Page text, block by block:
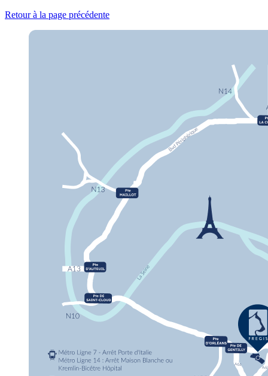
Retour à la page précédente